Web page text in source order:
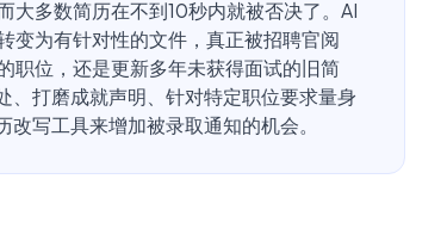
大多数简历在不到10秒内就被否决了。AI
变为有针对性的文件，真正被招聘官阅
职位，还是更新多年未获得面试的旧简
、打磨成就声明、针对特定职位要求量身
写工具来增加被录取通知的机会。